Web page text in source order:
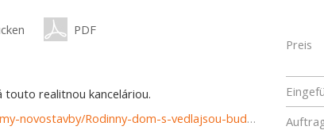
PDF
touto realitnou kanceláriou.
https://www.reality-komarno.sk/predaj-domov-domy-novostavby/Rodinny-dom-s-vedlajsou-budovou-a-peknym-pozemkom-v-Buci-37408/?utm_source=areality&utm_medium=xml&utm_term=37408&utm_content=dom&utm_campaign=portaly
Preis